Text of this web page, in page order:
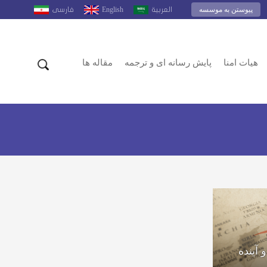
العربية English فارسى پیوستن به موسسه
هیات امنا پایش رسانه ای و ترجمه مقاله ها
آینده